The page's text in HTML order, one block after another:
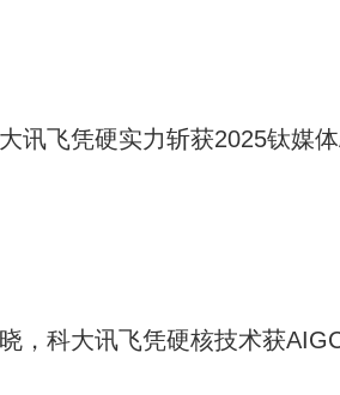
讯飞凭硬实力斩获2025钛媒
，科大讯飞凭硬核技术获